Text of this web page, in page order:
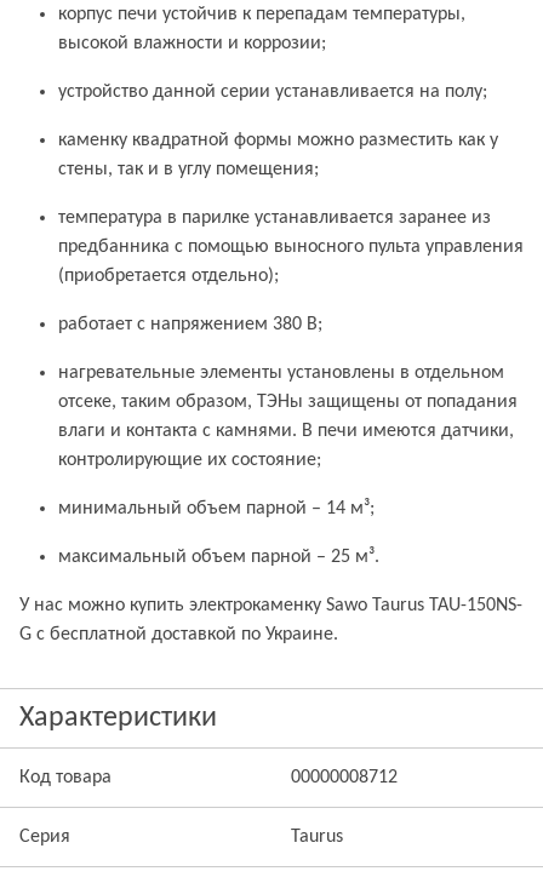
корпус печи устойчив к перепадам температуры,
высокой влажности и коррозии;
устройство данной серии устанавливается на полу;
каменку квадратной формы можно разместить как у
стены, так и в углу помещения;
температура в парилке устанавливается заранее из
предбанника с помощью выносного пульта управления
(приобретается отдельно);
работает с напряжением 380 В;
нагревательные элементы установлены в отдельном
отсеке, таким образом, ТЭНы защищены от попадания
влаги и контакта с камнями. В печи имеются датчики,
контролирующие их состояние;
минимальный объем парной – 14 м³;
максимальный объем парной – 25 м³.
У нас можно купить электрокаменку Sawo Taurus TAU-150NS-
G с бесплатной доставкой по Украине.
Характеристики
Код товара 00000008712
Серия Taurus